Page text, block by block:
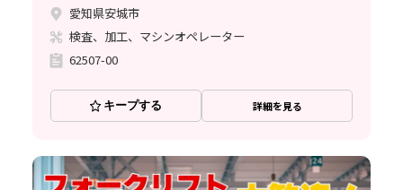
愛知県安城市
検査、加工、マシンオペレーター
62507-00
キープする 詳細を見る